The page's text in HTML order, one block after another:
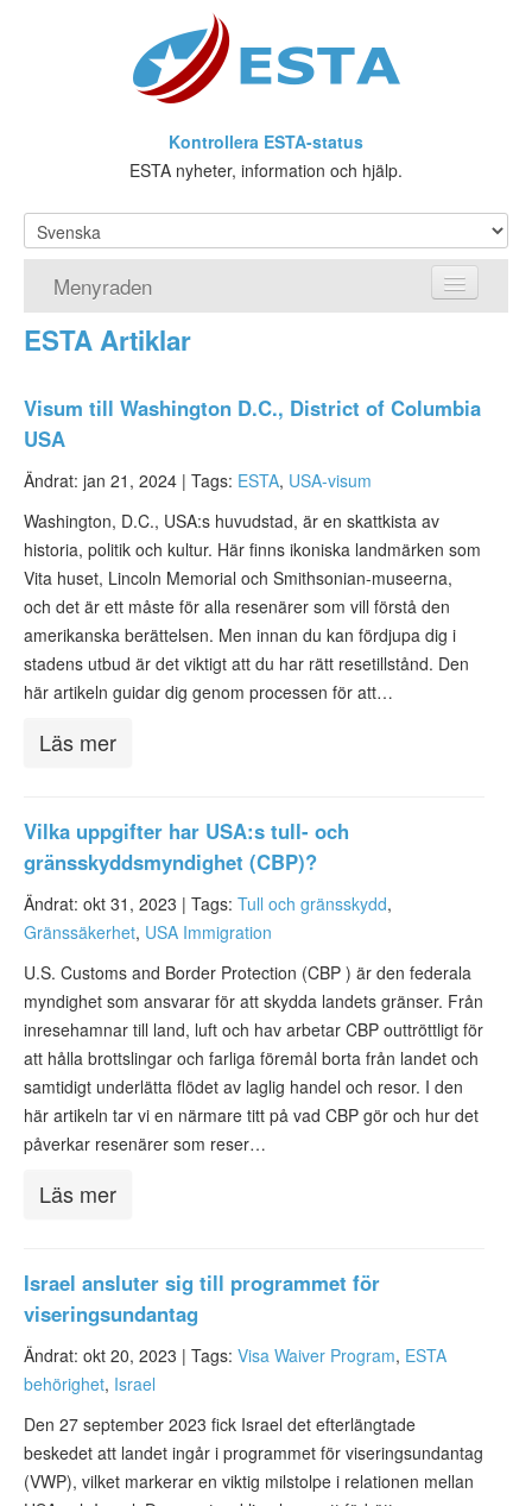
Kontrollera ESTA-status
ESTA nyheter, information och hjälp.
Menyraden
Hemsida
Viseringsundantag
ESTA-status
ESTA Artiklar
Kontakta
ESTA Artiklar
Visum till Washington D.C., District of Columbia
USA
Ändrat: jan 21, 2024 | Tags: ESTA, USA-visum
Washington, D.C., USA:s huvudstad, är en skattkista av
historia, politik och kultur. Här finns ikoniska landmärken som
Vita huset, Lincoln Memorial och Smithsonian-museerna,
och det är ett måste för alla resenärer som vill förstå den
amerikanska berättelsen. Men innan du kan fördjupa dig i
stadens utbud är det viktigt att du har rätt resetillstånd. Den
här artikeln guidar dig genom processen för att…
Läs mer
Vilka uppgifter har USA:s tull- och
gränsskyddsmyndighet (CBP)?
Ändrat: okt 31, 2023 | Tags: Tull och gränsskydd,
Gränssäkerhet, USA Immigration
U.S. Customs and Border Protection (CBP ) är den federala
myndighet som ansvarar för att skydda landets gränser. Från
inresehamnar till land, luft och hav arbetar CBP outtröttligt för
att hålla brottslingar och farliga föremål borta från landet och
samtidigt underlätta flödet av laglig handel och resor. I den
här artikeln tar vi en närmare titt på vad CBP gör och hur det
påverkar resenärer som reser…
Läs mer
Israel ansluter sig till programmet för
viseringsundantag
Ändrat: okt 20, 2023 | Tags: Visa Waiver Program, ESTA
behörighet, Israel
Den 27 september 2023 fick Israel det efterlängtade
beskedet att landet ingår i programmet för viseringsundantag
(VWP), vilket markerar en viktig milstolpe i relationen mellan